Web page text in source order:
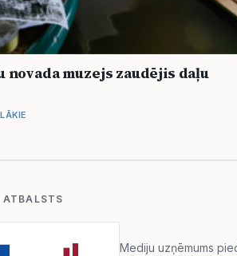
novada muzejs zaudējis daļu
ATBALSTS
Mediju uzņēmums